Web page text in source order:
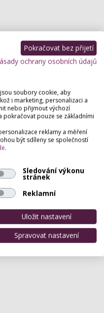
Pokračovat bez přijetí
ochrany osobních údajů
soubory cookie, aby
i marketing, personalizaci a
nebo přijmout výchozí
pokračovat pouze se základními
reklamy a měření
být sdíleny se společností
.
Sledování výkonu
stránek
Reklamní
Uložit nastavení
Spravovat nastavení